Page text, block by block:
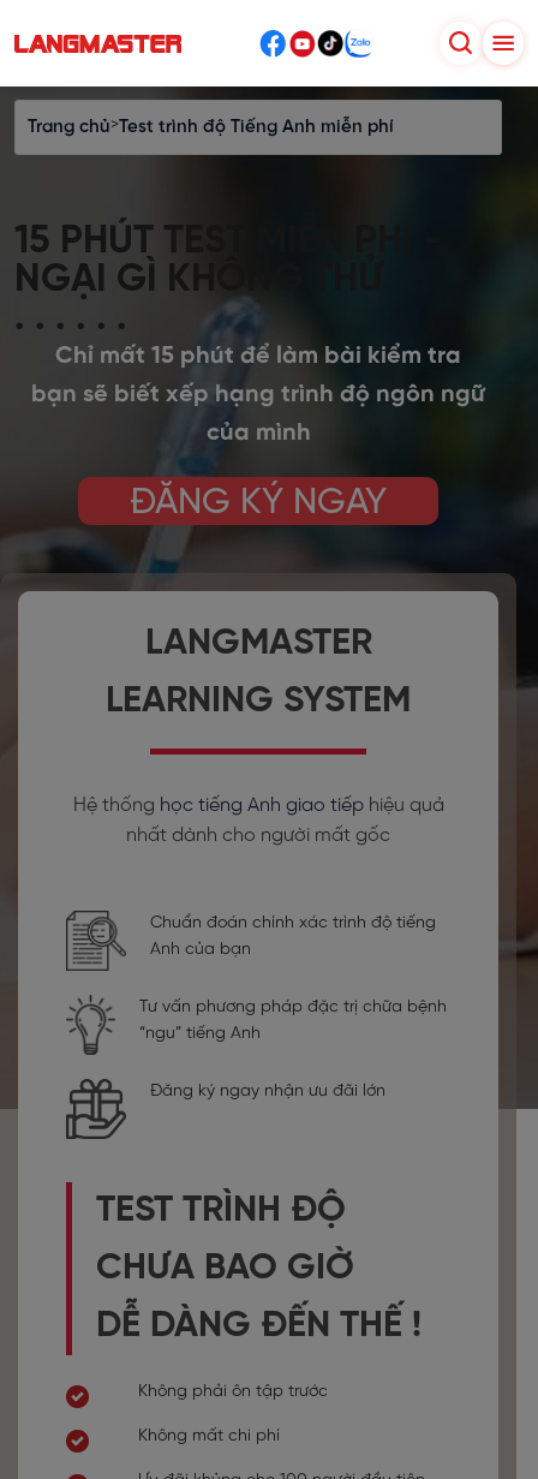
Trang chủ>Test trình độ Tiếng Anh miễn phí
15 PHÚT TEST MIỄN PHÍ -
NGẠI GÌ KHÔNG THỬ
. . . . . .
Chỉ mất 15 phút để làm bài kiểm tra
bạn sẽ biết xếp hạng trình độ ngôn ngữ
của mình
ĐĂNG KÝ NGAY
LANGMASTER
LEARNING SYSTEM
Hệ thống học tiếng Anh giao tiếphiệu quả
nhất dành cho người mất gốc
Chuẩn đoán chính xác trình độ tiếng
Anh của bạn
Tư vấn phương pháp đặc trị chữa bệnh
“ngu” tiếng Anh
Đăng ký ngay nhận ưu đãi lớn
TEST TRÌNH ĐỘ
CHƯA BAO GIỜ
DỄ DÀNG ĐẾN THẾ !
Không phải ôn tập trước
Không mất chi phí